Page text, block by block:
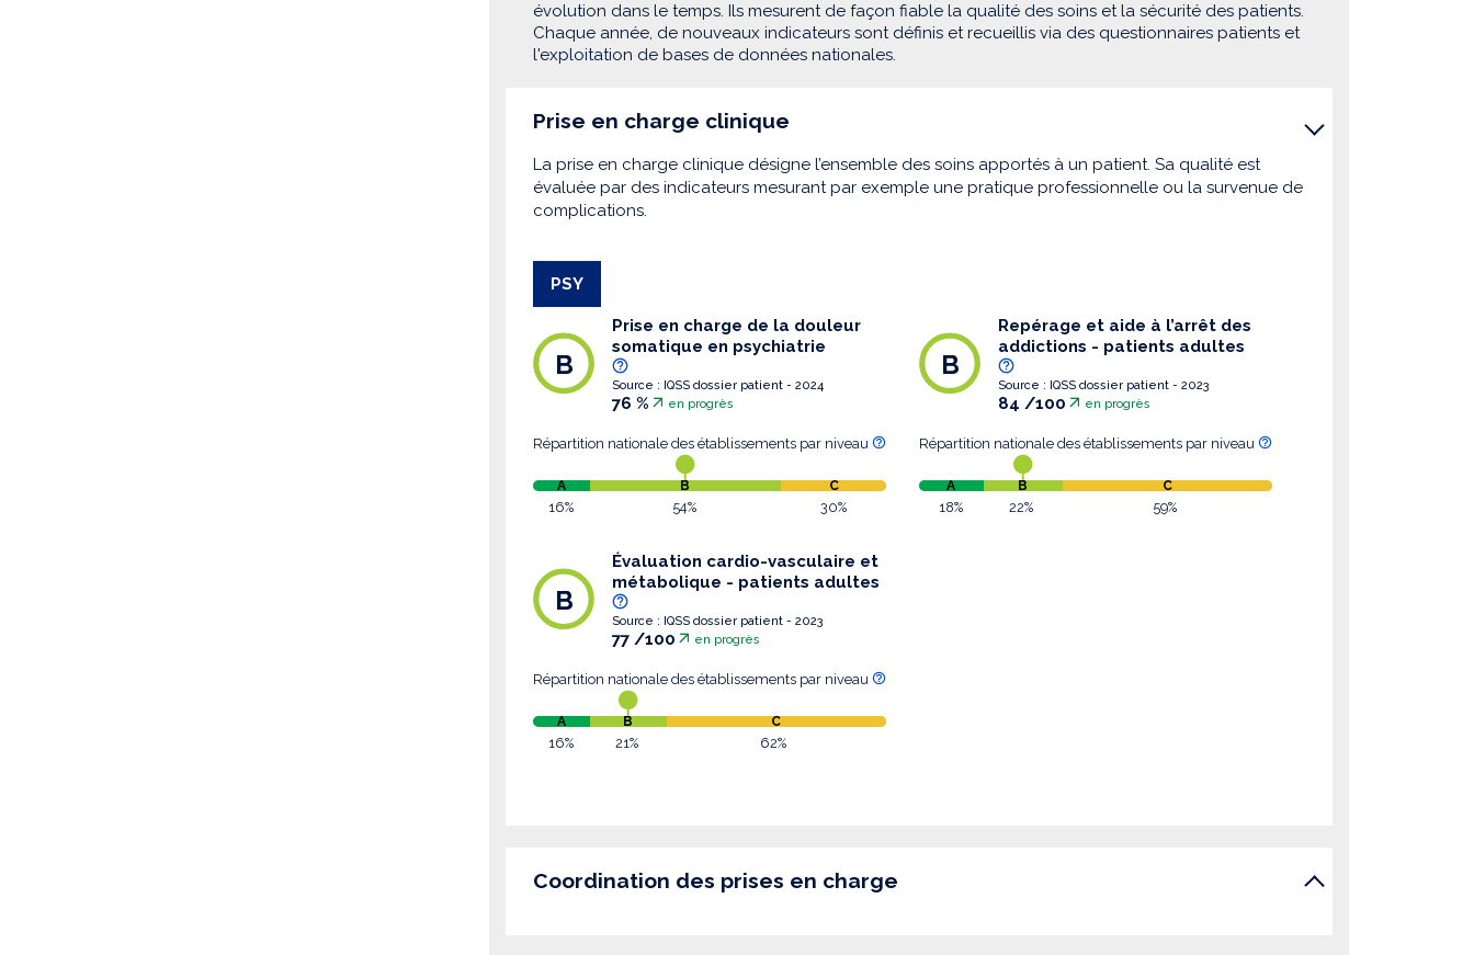
évolution dans le temps. Ils mesurent de façon fiable la qualité des soins et la sécurité des patients.
Chaque année, de nouveaux indicateurs sont définis et recueillis via des questionnaires patients et
l'exploitation de bases de données nationales.
Prise en charge clinique
La prise en charge clinique désigne l’ensemble des soins apportés à un patient. Sa qualité est
évaluée par des indicateurs mesurant par exemple une pratique professionnelle ou la survenue de
complications.
PSY
Prise en charge de la douleur
somatique en psychiatrie
Source : IQSS dossier patient - 2024
76 % en progrès
B
Répartition nationale des établissements par niveau
A B C
16% 54% 30%
Repérage et aide à l’arrêt des
addictions - patients adultes
Source : IQSS dossier patient - 2023
84 /100 en progrès
B
Répartition nationale des établissements par niveau
A B C
18% 22% 59%
Évaluation cardio-vasculaire et
métabolique - patients adultes
Source : IQSS dossier patient - 2023
77 /100 en progrès
B
Répartition nationale des établissements par niveau
A B C
16% 21% 62%
Coordination des prises en charge